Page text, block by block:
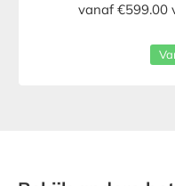
vanaf €599.00